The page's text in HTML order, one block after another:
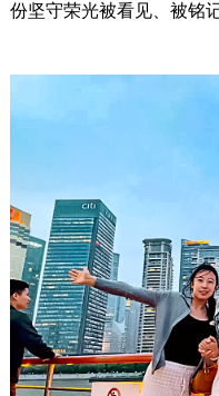
份坚守荣光被看见、被铭